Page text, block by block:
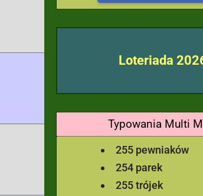
Loteriada
Typowania Multi
255 pewniaków
254 parek
255 trójek